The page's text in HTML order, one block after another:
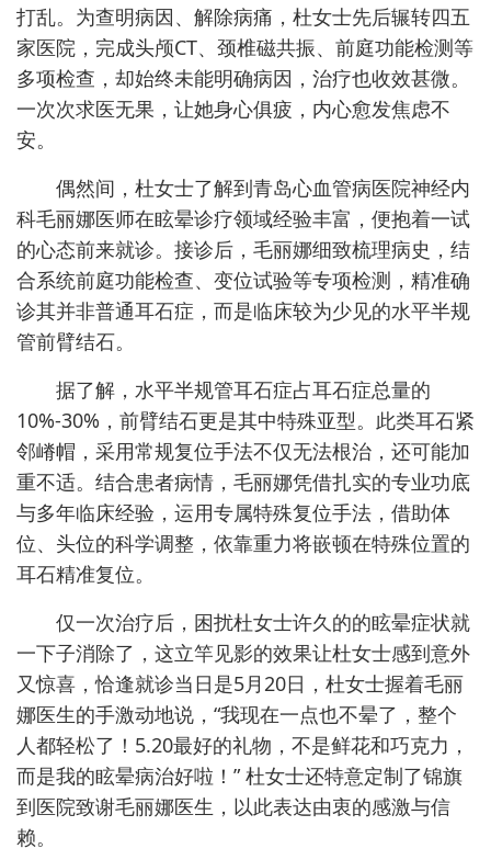
打乱。为查明病因、解除病痛，杜女士先后辗转四五
家医院，完成头颅CT、颈椎磁共振、前庭功能检测等
多项检查，却始终未能明确病因，治疗也收效甚微。
一次次求医无果，让她身心俱疲，内心愈发焦虑不
安。
偶然间，杜女士了解到青岛心血管病医院神经内
科毛丽娜医师在眩晕诊疗领域经验丰富，便抱着一试
的心态前来就诊。接诊后，毛丽娜细致梳理病史，结
合系统前庭功能检查、变位试验等专项检测，精准确
诊其并非普通耳石症，而是临床较为少见的水平半规
管前臂结石。
据了解，水平半规管耳石症占耳石症总量的
10%-30%，前臂结石更是其中特殊亚型。此类耳石紧
邻嵴帽，采用常规复位手法不仅无法根治，还可能加
重不适。结合患者病情，毛丽娜凭借扎实的专业功底
与多年临床经验，运用专属特殊复位手法，借助体
位、头位的科学调整，依靠重力将嵌顿在特殊位置的
耳石精准复位。
仅一次治疗后，困扰杜女士许久的的眩晕症状就
一下子消除了，这立竿见影的效果让杜女士感到意外
又惊喜，恰逢就诊当日是5月20日，杜女士握着毛丽
娜医生的手激动地说，“我现在一点也不晕了，整个
人都轻松了！5.20最好的礼物，不是鲜花和巧克力，
而是我的眩晕病治好啦！” 杜女士还特意定制了锦旗
到医院致谢毛丽娜医生，以此表达由衷的感激与信
赖。